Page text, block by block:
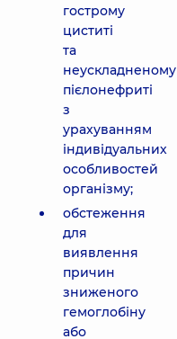
гострому
циститі
та
неускладненому
пієлонефриті
з
урахуванням
індивідуальних
особливостей
організму;
обстеження
для
виявлення
причин
зниженого
гемоглобіну
або